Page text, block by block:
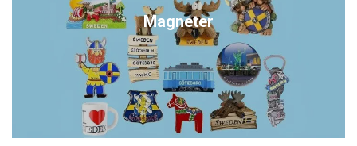
Magneter